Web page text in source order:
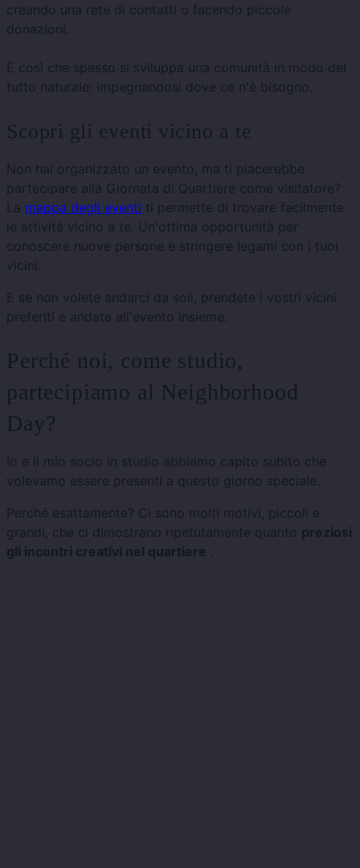
creando una rete di contatti o facendo piccole
donazioni.
È così che spesso si sviluppa una comunità in modo del
tutto naturale: impegnandosi dove ce n'è bisogno.
Scopri gli eventi vicino a te
Non hai organizzato un evento, ma ti piacerebbe
partecipare alla Giornata di Quartiere come visitatore?
La mappa degli eventi ti permette di trovare facilmente
le attività vicino a te. Un'ottima opportunità per
conoscere nuove persone e stringere legami con i tuoi
vicini.
E se non volete andarci da soli, prendete i vostri vicini
preferiti e andate all'evento insieme.
Perché noi, come studio,
partecipiamo al Neighborhood
Day?
Io e il mio socio in studio abbiamo capito subito che
volevamo essere presenti a questo giorno speciale.
Perché esattamente? Ci sono molti motivi, piccoli e
grandi, che ci dimostrano ripetutamente quanto preziosi
gli incontri creativi nel quartiere .